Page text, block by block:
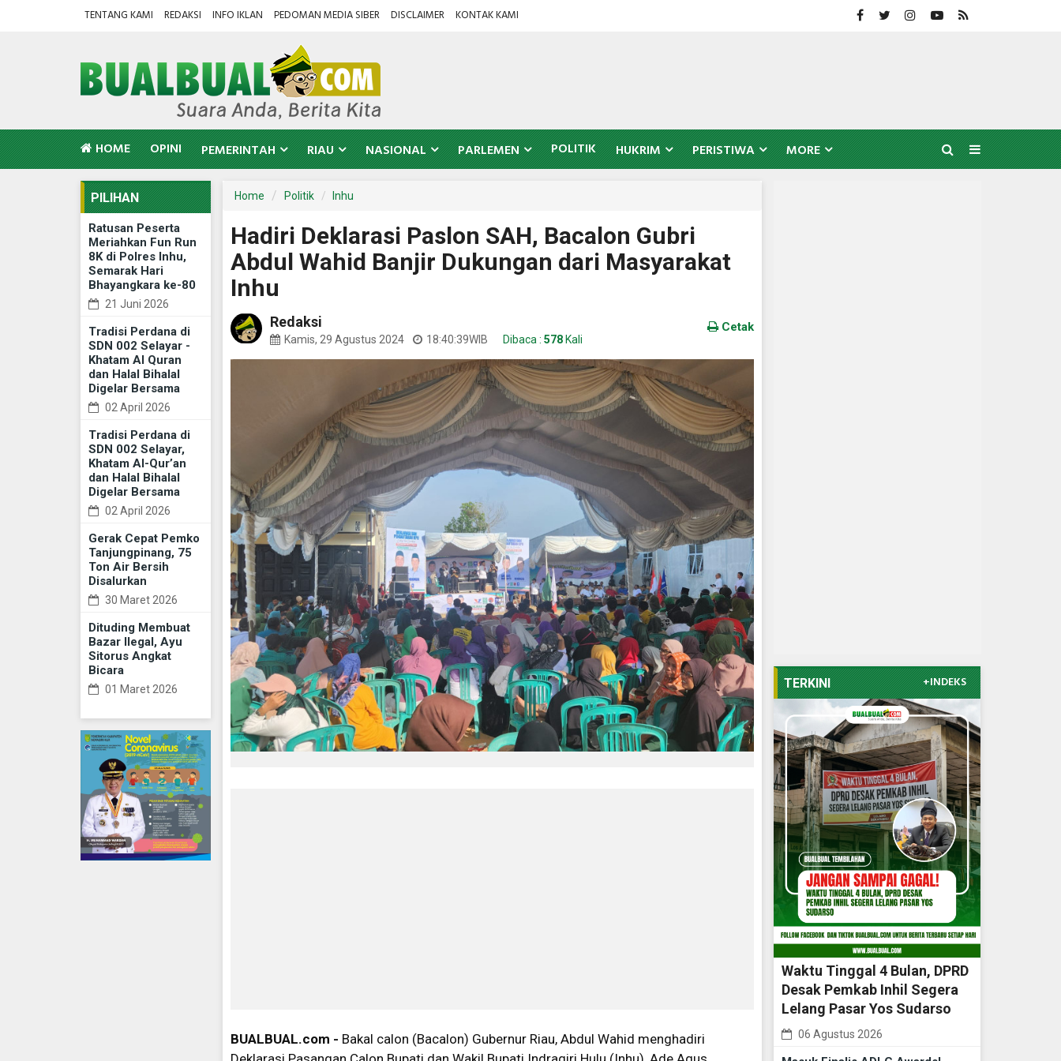
TENTANG KAMI REDAKSI INFO IKLAN PEDOMAN MEDIA SIBER DISCLAIMER KONTAK KAMI
HOME OPINI PEMERINTAH RIAU NASIONAL PARLEMEN POLITIK HUKRIM PERISTIWA MORE
PILIHAN
Ratusan Peserta
Meriahkan Fun Run
8K di Polres Inhu,
Semarak Hari
Bhayangkara ke-80
21 Juni 2026
Tradisi Perdana di
SDN 002 Selayar -
Khatam Al Quran
dan Halal Bihalal
Digelar Bersama
02 April 2026
Tradisi Perdana di
SDN 002 Selayar,
Khatam Al-Qur’an
dan Halal Bihalal
Digelar Bersama
02 April 2026
Gerak Cepat Pemko
Tanjungpinang, 75
Ton Air Bersih
Disalurkan
30 Maret 2026
Dituding Membuat
Bazar Ilegal, Ayu
Sitorus Angkat
Bicara
01 Maret 2026
Home Politik Inhu
Hadiri Deklarasi Paslon SAH, Bacalon Gubri
Abdul Wahid Banjir Dukungan dari Masyarakat
Inhu
Redaksi
Kamis, 29 Agustus 2024 18:40:39WIB Dibaca : 578 Kali
Cetak
BUALBUAL.com - Bakal calon (Bacalon) Gubernur Riau, Abdul Wahid menghadiri
TERKINI +INDEKS
Waktu Tinggal 4 Bulan, DPRD
Desak Pemkab Inhil Segera
Lelang Pasar Yos Sudarso
06 Agustus 2026